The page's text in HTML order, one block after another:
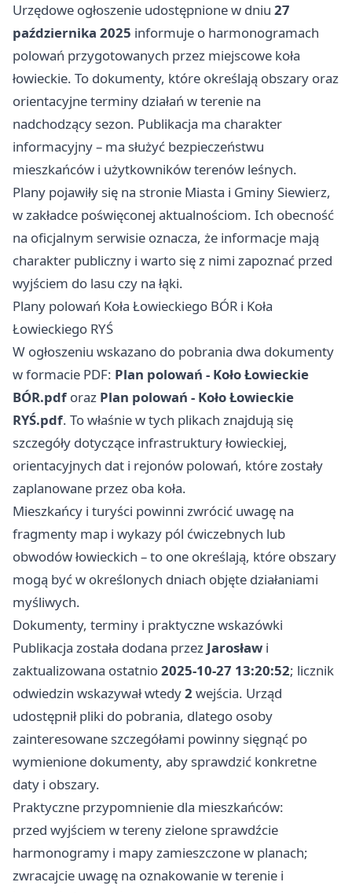
Urzędowe ogłoszenie udostępnione w dniu 27
października 2025 informuje o harmonogramach
polowań przygotowanych przez miejscowe koła
łowieckie. To dokumenty, które określają obszary oraz
orientacyjne terminy działań w terenie na
nadchodzący sezon. Publikacja ma charakter
informacyjny – ma służyć bezpieczeństwu
mieszkańców i użytkowników terenów leśnych.
Plany pojawiły się na stronie Miasta i Gminy Siewierz,
w zakładce poświęconej aktualnościom. Ich obecność
na oficjalnym serwisie oznacza, że informacje mają
charakter publiczny i warto się z nimi zapoznać przed
wyjściem do lasu czy na łąki.
Plany polowań Koła Łowieckiego BÓR i Koła
Łowieckiego RYŚ
W ogłoszeniu wskazano do pobrania dwa dokumenty
w formacie PDF: Plan polowań - Koło Łowieckie
BÓR.pdf oraz Plan polowań - Koło Łowieckie
RYŚ.pdf. To właśnie w tych plikach znajdują się
szczegóły dotyczące infrastruktury łowieckiej,
orientacyjnych dat i rejonów polowań, które zostały
zaplanowane przez oba koła.
Mieszkańcy i turyści powinni zwrócić uwagę na
fragmenty map i wykazy pól ćwiczebnych lub
obwodów łowieckich – to one określają, które obszary
mogą być w określonych dniach objęte działaniami
myśliwych.
Dokumenty, terminy i praktyczne wskazówki
Publikacja została dodana przez Jarosław i
zaktualizowana ostatnio2025-10-27 13:20:52; licznik
odwiedzin wskazywał wtedy2 wejścia. Urząd
udostępnił pliki do pobrania, dlatego osoby
zainteresowane szczegółami powinny sięgnąć po
wymienione dokumenty, aby sprawdzić konkretne
daty i obszary.
Praktyczne przypomnienie dla mieszkańców:
przed wyjściem w tereny zielone sprawdźcie
harmonogramy i mapy zamieszczone w planach;
zwracajcie uwagę na oznakowanie w terenie i